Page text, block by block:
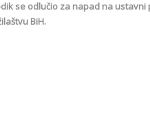
se odlučio za napad na
BiH.